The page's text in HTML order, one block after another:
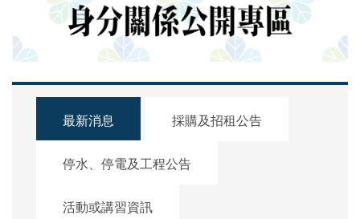
最新消息 採購及招租公告
停水、停電及工程公告
活動或講習資訊